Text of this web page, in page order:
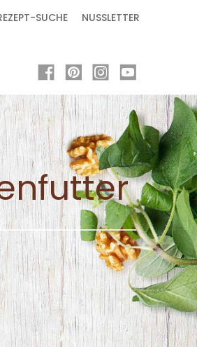
SUCHE NUSSLETTER